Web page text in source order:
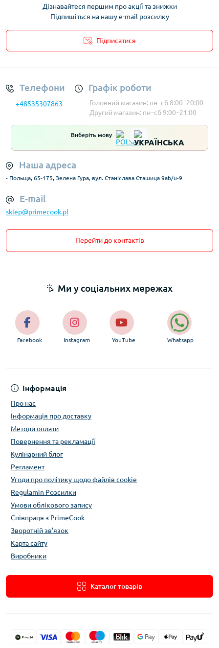
Дізнавайтеся першим про акції та знижки
Підпишіться на нашу e-mail розсилку
Підписатися
Телефони
+48535307863
Графік роботи
Головний магазин: пн–сб 8:00–20:00
Другий магазин: пн–сб 9:00–21:00
Виберіть мову
Наша адреса
- Польща, 65-175, Зелена Гура, вул. Станіслава Сташица 9ab/u-9
E-mail
sklep@primecook.pl
Перейти до контактів
Інформація
Про нас
Інформація про доставку
Методи оплати
Повернення та рекламації
Кулінарний блог
Регламент
Угоди про політику щодо файлів cookie
Regulamin Розсилки
Умови облікового запису
Співпраця з PrimeCook
Зворотній зв’язок
Карта сайту
Виробники
Каталог товарів
Ми у соціальних мережах
Facebook Instagram YouTube Whatsapp